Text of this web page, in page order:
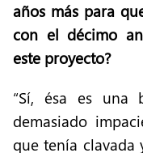
años más para
con el décimo
este proyecto?
“Sí, ésa es una
demasiado
que tenía clavada